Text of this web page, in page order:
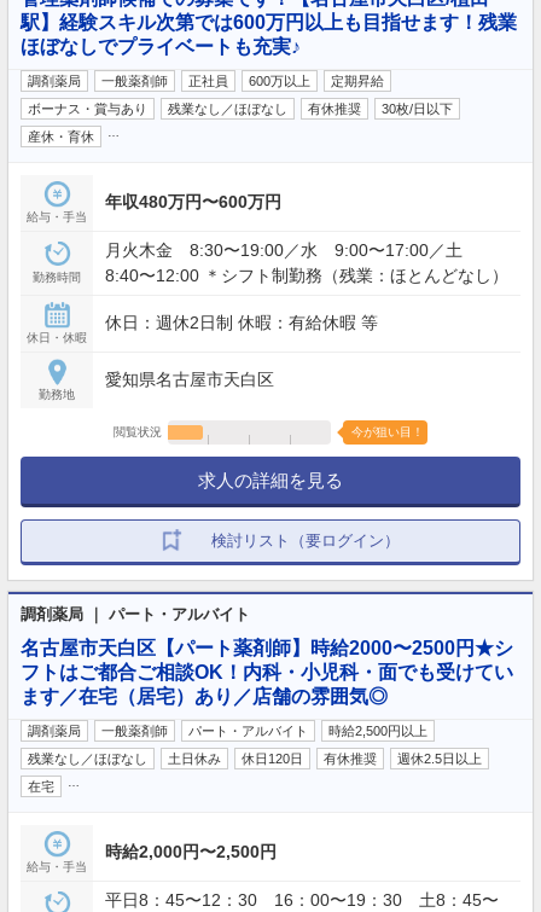
駅】経験スキル次第では600万円以上も目指せます！残業
ほぼなしでプライベートも充実♪
調剤薬局 一般薬剤師 正社員 600万以上
定期昇給
ボーナス・賞与あり
残業なし／ほぼなし 有休推奨
30枚/日以下
産休・育休
給与・手当
年収480万円〜600万円
勤務時間
月火木金 8:30〜19:00／水 9:00〜17:00／土
8:40〜12:00 ＊シフト制勤務（残業：ほとんどなし）
休日・休暇
休日：週休2日制 休暇：有給休暇 等
勤務地
愛知県名古屋市天白区
閲覧状況 今が狙い目！
求人の詳細を見る
検討リスト（要ログイン）
調剤薬局 ｜ パート・アルバイト
名古屋市天白区【パート薬剤師】時給2000〜2500円★シ
フトはご都合ご相談OK！内科・小児科・面でも受けてい
ます／在宅（居宅）あり／店舗の雰囲気◎
調剤薬局 一般薬剤師 パート・アルバイト
時給2,500円以上
残業なし／ほぼなし
土日休み 休日120日 有休推奨
週休2.5日以上
在宅
給与・手当
時給2,000円〜2,500円
平日8：45〜12：30 16：00〜19：30 土8：45〜